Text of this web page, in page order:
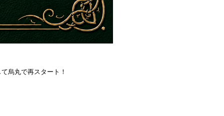
烏丸で再スタート！